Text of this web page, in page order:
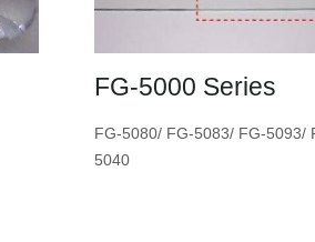
FG-5000 Series
FG-5080/ FG-5083/ FG-5093/
5040